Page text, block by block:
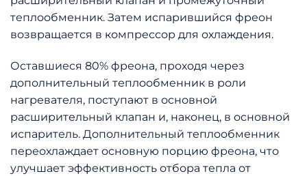
теплообменник. Затем испарившийся фреон
возвращается в компрессор для охлаждения.
Оставшиеся 80% фреона, проходя через
дополнительный теплообменник в роли
нагревателя, поступают в основной
расширительный клапан и, наконец, в основной
испаритель. Дополнительный теплообменник
переохлаждает основную порцию фреона, что
улучшает эффективность отбора тепла от